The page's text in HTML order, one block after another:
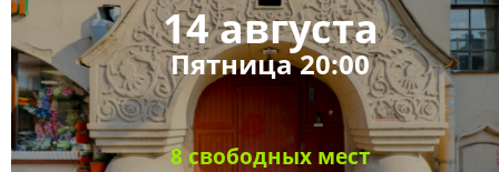
14 августа
Пятница 20:00
8 свободных мест